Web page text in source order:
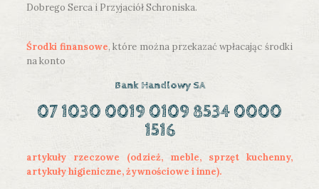
Dobrego Serca i Przyjaciół Schroniska.
Środki finansowe, które można przekazać wpłacając środki
na konto
Bank Handlowy SA
07 1030 0019 0109 8534 0000
1516
artykuły rzeczowe (odzież, meble, sprzęt kuchenny,
artykuły higieniczne, żywnościowe i inne).